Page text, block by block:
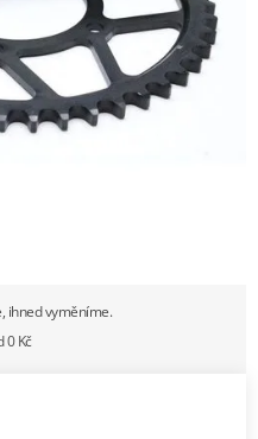
ihned vyměníme.
0 Kč